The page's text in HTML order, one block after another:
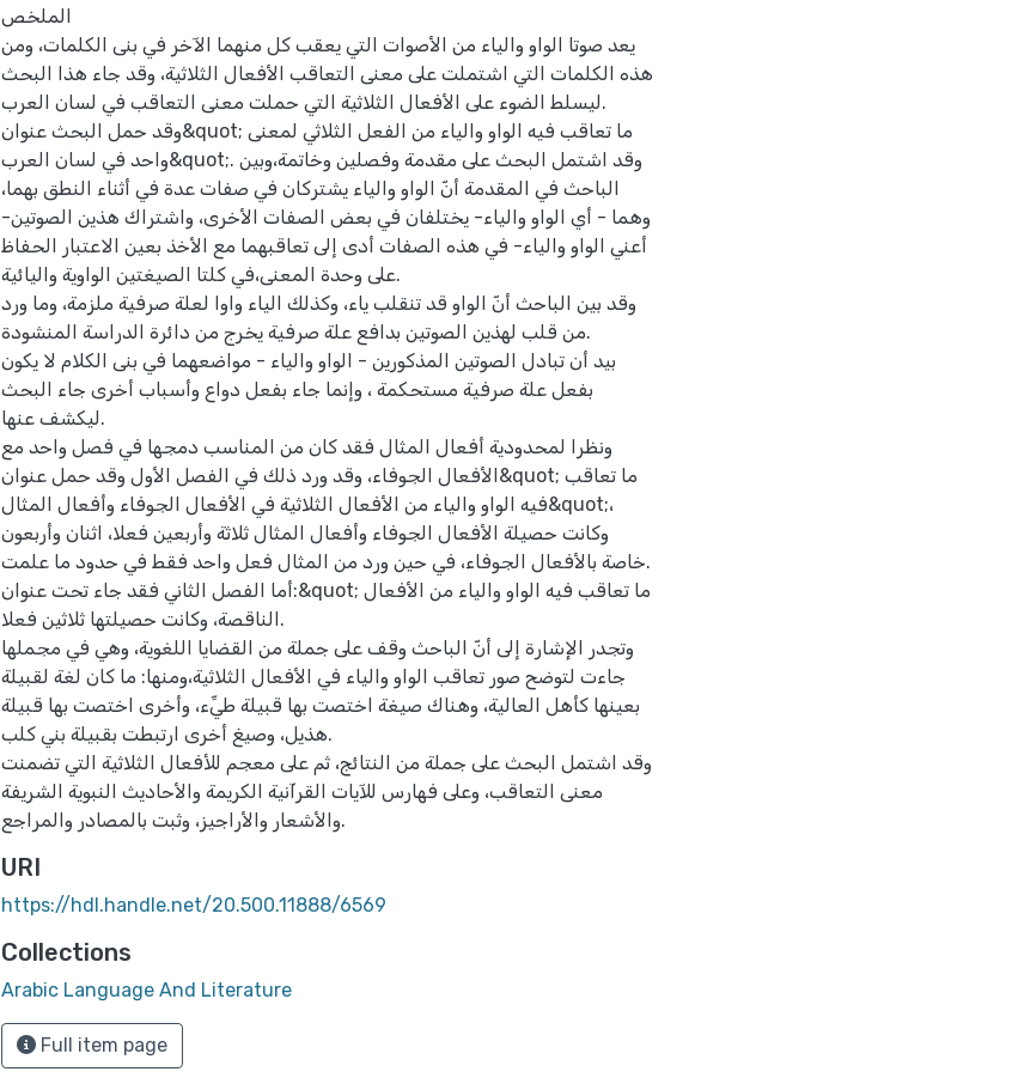
الملخص
يعد صوتا الواو والياء من الأصوات التي يعقب كل منهما الآخر في بنى الكلمات، ومن
هذه الكلمات التي اشتملت على معنى التعاقب الأفعال الثلاثية، وقد جاء هذا البحث
ليسلط الضوء على الأفعال الثلاثية التي حملت معنى التعاقب في لسان العرب.
وقد حمل البحث عنوان&quot; ما تعاقب فيه الواو والياء من الفعل الثلاثي لمعنى
واحد في لسان العرب&quot;. وقد اشتمل البحث على مقدمة وفصلين وخاتمة،وبين
الباحث في المقدمة أنّ الواو والياء يشتركان في صفات عدة في أثناء النطق بهما،
وهما - أي الواو والياء- يختلفان في بعض الصفات الأخرى، واشتراك هذين الصوتين-
أعني الواو والياء- في هذه الصفات أدى إلى تعاقبهما مع الأخذ بعين الاعتبار الحفاظ
على وحدة المعنى،في كلتا الصيغتين الواوية واليائية.
وقد بين الباحث أنّ الواو قد تنقلب ياء، وكذلك الياء واوا لعلة صرفية ملزمة، وما ورد
من قلب لهذين الصوتين بدافع علة صرفية يخرج من دائرة الدراسة المنشودة.
بيد أن تبادل الصوتين المذكورين - الواو والياء - مواضعهما في بنى الكلام لا يكون
بفعل علة صرفية مستحكمة ، وإنما جاء بفعل دواع وأسباب أخرى جاء البحث
ليكشف عنها.
ونظرا لمحدودية أفعال المثال فقد كان من المناسب دمجها في فصل واحد مع
الأفعال الجوفاء، وقد ورد ذلك في الفصل الأول وقد حمل عنوان&quot; ما تعاقب
فيه الواو والياء من الأفعال الثلاثية في الأفعال الجوفاء وأفعال المثال&quot;،
وكانت حصيلة الأفعال الجوفاء وأفعال المثال ثلاثة وأربعين فعلا، اثنان وأربعون
خاصة بالأفعال الجوفاء، في حين ورد من المثال فعل واحد فقط في حدود ما علمت.
أما الفصل الثاني فقد جاء تحت عنوان:&quot; ما تعاقب فيه الواو والياء من الأفعال
الناقصة، وكانت حصيلتها ثلاثين فعلا.
وتجدر الإشارة إلى أنّ الباحث وقف على جملة من القضايا اللغوية، وهي في مجملها
جاءت لتوضح صور تعاقب الواو والياء في الأفعال الثلاثية،ومنها: ما كان لغة لقبيلة
بعينها كأهل العالية، وهناك صيغة اختصت بها قبيلة طيِّء، وأخرى اختصت بها قبيلة
هذيل، وصيغ أخرى ارتبطت بقبيلة بني كلب.
وقد اشتمل البحث على جملة من النتائج، ثم على معجم للأفعال الثلاثية التي تضمنت
معنى التعاقب، وعلى فهارس للآيات القرآنية الكريمة والأحاديث النبوية الشريفة
والأشعار والأراجيز، وثبت بالمصادر والمراجع.
URI
https://hdl.handle.net/20.500.11888/6569
Collections
Arabic Language And Literature
Full item page